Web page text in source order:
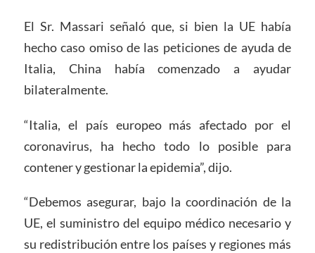
El Sr. Massari señaló que, si bien la UE había
hecho caso omiso de las peticiones de ayuda de
Italia, China había comenzado a ayudar
bilateralmente.
“Italia, el país europeo más afectado por el
coronavirus, ha hecho todo lo posible para
contener y gestionar la epidemia”, dijo.
“Debemos asegurar, bajo la coordinación de la
UE, el suministro del equipo médico necesario y
su redistribución entre los países y regiones más